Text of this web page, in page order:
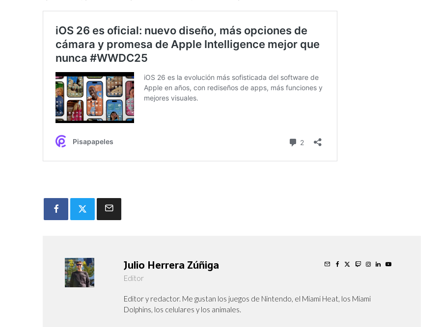
Julio Herrera Zúñiga
Editor
Editor y redactor. Me gustan los juegos de Nintendo, el Miami Heat, los Miami
Dolphins, los celulares y los animales.